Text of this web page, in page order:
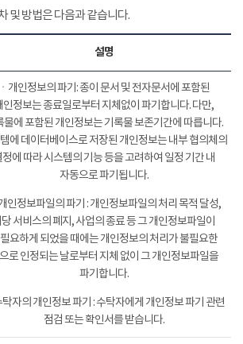
및 방법은 다음과 같습니다.
설명
ㆍ개인정보의 파기: 종이 문서 및 전자문서에 포함된
인정보는 종료일로부터 지체없이 파기합니다. 다만,
물에 포함된 개인정보는 기록물 보존기간에 따릅니다.
에 데이터베이스로 저장된 개인정보는 내부 협의체의
정에 따라 시스템의 기능 등을 고려하여 일정 기간 내
자동으로 파기됩니다.
인정보파일의 파기 : 개인정보파일의 처리 목적 달성,
서비스의 폐지, 사업의 종료 등 그 개인정보파일이
요하게 되었을 때에는 개인정보의 처리가 불필요한
로 인정되는 날로부터 지체 없이 그 개인정보파일을
파기합니다.
탁자의 개인정보 파기 : 수탁자에게 개인정보 파기 관련
점검 또는 확인서를 받습니다.